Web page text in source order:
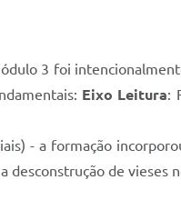
3 foi
Eixo Leitura:
- a formação
desconstrução de vieses